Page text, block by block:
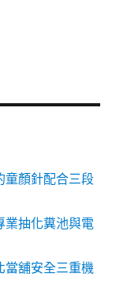
童顏針配合三段
業抽化糞池與電
當舖安全三重機